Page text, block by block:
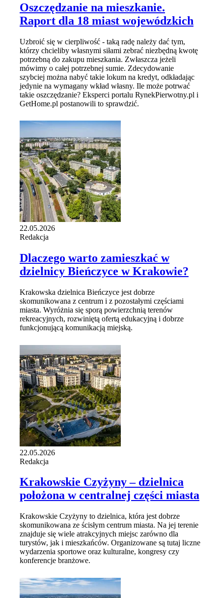
Oszczędzanie na mieszkanie.
Raport dla 18 miast wojewódzkich
Uzbroić się w cierpliwość - taką radę należy dać tym,
którzy chcieliby własnymi siłami zebrać niezbędną kwotę
potrzebną do zakupu mieszkania. Zwłaszcza jeżeli
mówimy o całej potrzebnej sumie. Zdecydowanie
szybciej można nabyć takie lokum na kredyt, odkładając
jedynie na wymagany wkład własny. Ile może potrwać
takie oszczędzanie? Eksperci portalu RynekPierwotny.pl i
GetHome.pl postanowili to sprawdzić.
22.05.2026
Redakcja
Dlaczego warto zamieszkać w
dzielnicy Bieńczyce w Krakowie?
Krakowska dzielnica Bieńczyce jest dobrze
skomunikowana z centrum i z pozostałymi częściami
miasta. Wyróżnia się sporą powierzchnią terenów
rekreacyjnych, rozwiniętą ofertą edukacyjną i dobrze
funkcjonującą komunikacją miejską.
22.05.2026
Redakcja
Krakowskie Czyżyny – dzielnica
położona w centralnej części miasta
Krakowskie Czyżyny to dzielnica, która jest dobrze
skomunikowana ze ścisłym centrum miasta. Na jej terenie
znajduje się wiele atrakcyjnych miejsc zarówno dla
turystów, jak i mieszkańców. Organizowane są tutaj liczne
wydarzenia sportowe oraz kulturalne, kongresy czy
konferencje branżowe.